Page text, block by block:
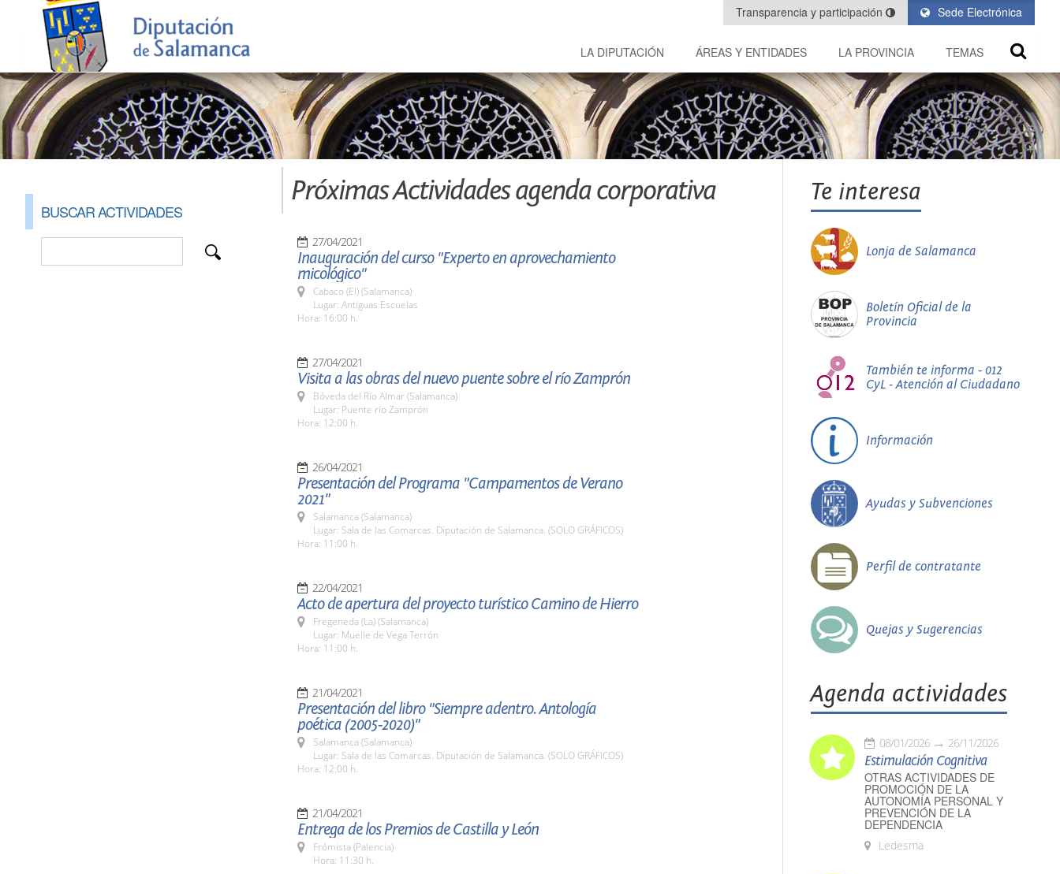
Sede Electrónica
Transparencia y participación
LA DIPUTACIÓN ÁREAS Y ENTIDADES LA PROVINCIA TEMAS
BUSCAR ACTIVIDADES
Próximas Actividades agenda corporativa
27/04/2021
Inauguración del curso "Experto en aprovechamiento
micológico"
Cabaco (El) (Salamanca)
Lugar: Antiguas Escuelas
Hora: 16:00 h.
27/04/2021
Visita a las obras del nuevo puente sobre el río Zamprón
Bóveda del Río Almar (Salamanca)
Lugar: Puente río Zamprón
Hora: 12:00 h.
26/04/2021
Presentación del Programa "Campamentos de Verano
2021"
Salamanca (Salamanca)
Lugar: Sala de las Comarcas. Diputación de Salamanca. (SOLO GRÁFICOS)
Hora: 11:00 h.
22/04/2021
Acto de apertura del proyecto turístico Camino de Hierro
Fregeneda (La) (Salamanca)
Lugar: Muelle de Vega Terrón
Hora: 11:00 h.
21/04/2021
Presentación del libro "Siempre adentro. Antología
poética (2005-2020)"
Salamanca (Salamanca)
Lugar: Sala de las Comarcas. Diputación de Salamanca. (SOLO GRÁFICOS)
Hora: 12:00 h.
21/04/2021
Entrega de los Premios de Castilla y León
Frómista (Palencia)
Hora: 11:30 h.
Te interesa
Lonja de Salamanca
Boletín Oficial de la
Provincia
También te informa - 012
CyL - Atención al Ciudadano
Información
Ayudas y Subvenciones
Perfil de contratante
Quejas y Sugerencias
Agenda actividades
08/01/2026 26/11/2026
Estimulación Cognitiva
OTRAS ACTIVIDADES DE
PROMOCIÓN DE LA
AUTONOMÍA PERSONAL Y
PREVENCIÓN DE LA
DEPENDENCIA
Ledesma